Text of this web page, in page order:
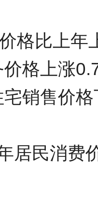
格比上年
格上涨
销售价
民消费价